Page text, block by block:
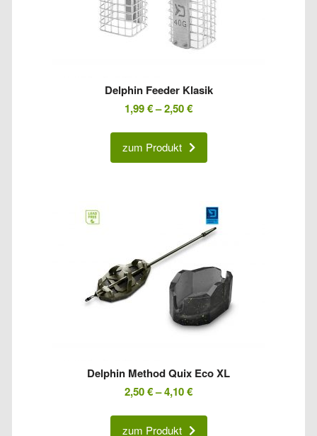
Delphin Feeder Klasik
1,99€–2,50€
zum Produkt
Delphin Method Quix Eco XL
2,50€–4,10€
zum Produkt